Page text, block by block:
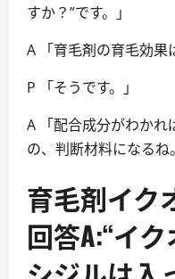
すか？”です。」
A 「育毛剤の育毛効果
P 「そうです。」
A 「配合成分がわか
の、判断材料になる
育毛剤イク
回答A:“イ